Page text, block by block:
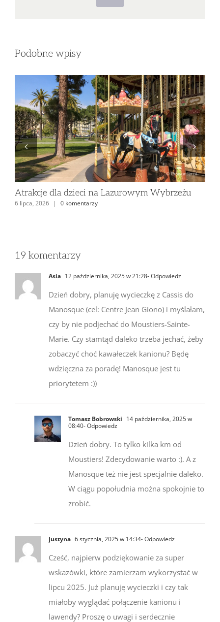
Podobne wpisy
Atrakcje dla dzieci na Lazurowym Wybrzeżu
6 lipca, 2026 | 0 komentarzy
19 komentarzy
Asia 12 października, 2025 w 21:28- Odpowiedz
Dzień dobry, planuję wycieczkę z Cassis do
Manosque (cel: Centre Jean Giono) i myślałam,
czy by nie podjechać do Moustiers-Sainte-
Marie. Czy stamtąd daleko trzeba jechać, żeby
zobaczyć choć kawałeczek kanionu? Będę
wdzięczna za poradę! Manosque jest tu
priorytetem :))
Tomasz Bobrowski 14 października, 2025 w
08:40- Odpowiedz
Dzień dobry. To tylko kilka km od
Moustiers! Zdecydowanie warto :). A z
Manosque też nie jest specjalnie daleko.
W ciągu popołudnia można spokojnie to
zrobić.
Justyna 6 stycznia, 2025 w 14:34- Odpowiedz
Cześć, najpierw podziękowanie za super
wskazówki, które zamierzam wykorzystać w
lipcu 2025. Już planuję wycieczki i czy tak
miałoby wyglądać połączenie kanionu i
lawendy? Proszę o uwagi i serdecznie